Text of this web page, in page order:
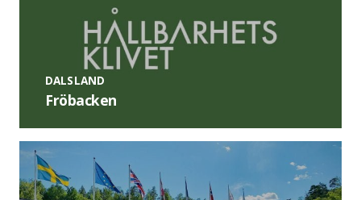
DALSLAND
Fröbacken